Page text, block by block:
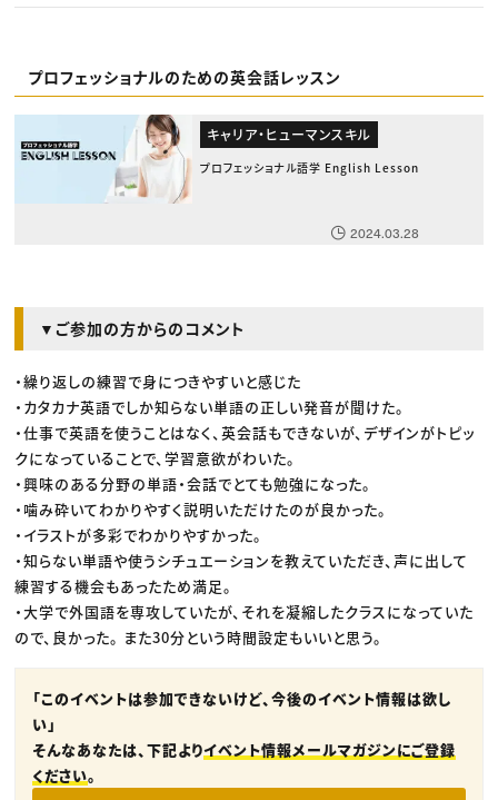
プロフェッショナルのための英会話レッスン
キャリア・ヒューマンスキル
プロフェッショナル語学 English Lesson
2024.03.28
▼ご参加の方からのコメント
・繰り返しの練習で身につきやすいと感じた
・カタカナ英語でしか知らない単語の正しい発音が聞けた。
・仕事で英語を使うことはなく、英会話もできないが、デザインがトピッ
クになっていることで、学習意欲がわいた。
・興味のある分野の単語・会話でとても勉強になった。
・噛み砕いてわかりやすく説明いただけたのが良かった。
・イラストが多彩でわかりやすかった。
・知らない単語や使うシチュエーションを教えていただき、声に出して
練習する機会もあったため満足。
・大学で外国語を専攻していたが、それを凝縮したクラスになっていた
ので、良かった。 また30分という時間設定もいいと思う。
「このイベントは参加できないけど、今後のイベント情報は欲し
い」
そんなあなたは、下記よりイベント情報メールマガジンにご登録
ください。